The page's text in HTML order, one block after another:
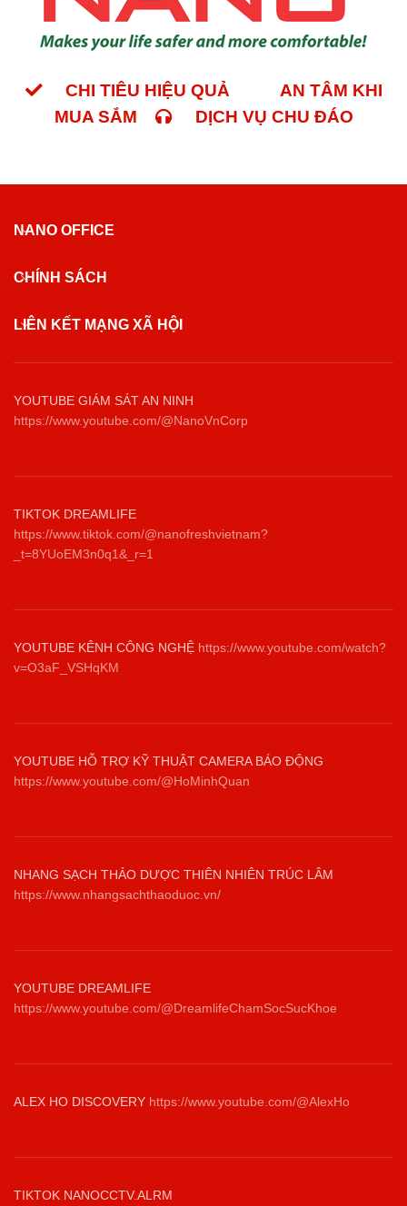
CHI TIÊU HIỆU QUẢ
AN TÂM KHI
MUA SẮM
DỊCH VỤ CHU ĐÁO
NANO OFFICE
CHÍNH SÁCH
LIÊN KẾT MẠNG XÃ HỘI
YOUTUBE GIÁM SÁT AN NINH
https://www.youtube.com/@NanoVnCorp
TIKTOK DREAMLIFE
https://www.tiktok.com/@nanofreshvietnam?
_t=8YUoEM3n0q1&_r=1
YOUTUBE KÊNH CÔNG NGHỆ https://www.youtube.com/watch?
v=O3aF_VSHqKM
YOUTUBE HỖ TRỢ KỸ THUẬT CAMERA BÁO ĐỘNG
https://www.youtube.com/@HoMinhQuan
NHANG SẠCH THẢO DƯỢC THIÊN NHIÊN TRÚC LÂM
https://www.nhangsachthaoduoc.vn/
YOUTUBE DREAMLIFE
https://www.youtube.com/@DreamlifeChamSocSucKhoe
ALEX HO DISCOVERY https://www.youtube.com/@AlexHo
TIKTOK NANOCCTV.ALRM